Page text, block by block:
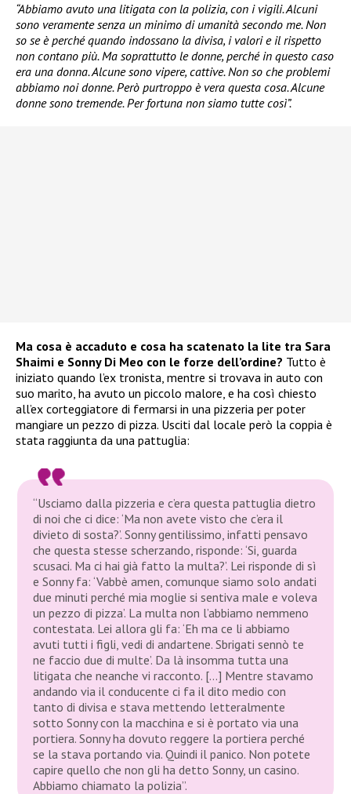
“Abbiamo avuto una litigata con la polizia, con i vigili. Alcuni
sono veramente senza un minimo di umanità secondo me. Non
so se è perché quando indossano la divisa, i valori e il rispetto
non contano più. Ma soprattutto le donne, perché in questo caso
era una donna. Alcune sono vipere, cattive. Non so che problemi
abbiamo noi donne. Però purtroppo è vera questa cosa. Alcune
donne sono tremende. Per fortuna non siamo tutte così”.
Ma cosa è accaduto e cosa ha scatenato la lite tra Sara
Shaimi e Sonny Di Meo con le forze dell’ordine? Tutto è
iniziato quando l’ex tronista, mentre si trovava in auto con
suo marito, ha avuto un piccolo malore, e ha così chiesto
all’ex corteggiatore di fermarsi in una pizzeria per poter
mangiare un pezzo di pizza. Usciti dal locale però la coppia è
stata raggiunta da una pattuglia:
“Usciamo dalla pizzeria e c’era questa pattuglia dietro
di noi che ci dice: ‘Ma non avete visto che c’era il
divieto di sosta?’. Sonny gentilissimo, infatti pensavo
che questa stesse scherzando, risponde: ‘Si, guarda
scusaci. Ma ci hai già fatto la multa?’. Lei risponde di sì
e Sonny fa: ‘Vabbè amen, comunque siamo solo andati
due minuti perché mia moglie si sentiva male e voleva
un pezzo di pizza’. La multa non l’abbiamo nemmeno
contestata. Lei allora gli fa: ‘Eh ma ce li abbiamo
avuti tutti i figli, vedi di andartene. Sbrigati sennò te
ne faccio due di multe’. Da là insomma tutta una
litigata che neanche vi racconto. […] Mentre stavamo
andando via il conducente ci fa il dito medio con
tanto di divisa e stava mettendo letteralmente
sotto Sonny con la macchina e si è portato via una
portiera. Sonny ha dovuto reggere la portiera perché
se la stava portando via. Quindi il panico. Non potete
capire quello che non gli ha detto Sonny, un casino.
Abbiamo chiamato la polizia”.